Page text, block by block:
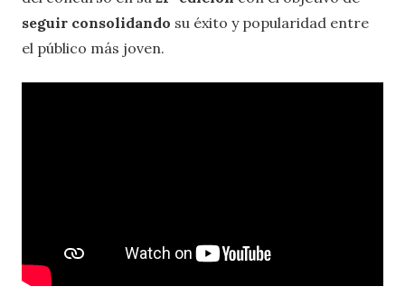
seguir consolidando su éxito y popularidad entre
el público más joven.